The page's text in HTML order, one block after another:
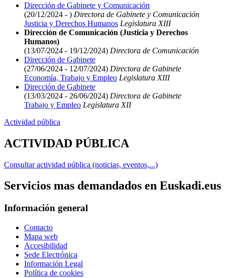
Dirección de Gabinete y Comunicación
(20/12/2024 - ) Directora de Gabinete y Comunicación
Justicia y Derechos Humanos Legislatura XIII
Dirección de Comunicación (Justicia y Derechos
Humanos)
(13/07/2024 - 19/12/2024) Directora de Comunicación
Dirección de Gabinete
(27/06/2024 - 12/07/2024) Directora de Gabinete
Economía, Trabajo y Empleo Legislatura XIII
Dirección de Gabinete
(13/03/2024 - 26/06/2024) Directora de Gabinete
Trabajo y Empleo Legislatura XII
Actividad pública
ACTIVIDAD PÚBLICA
Consultar actividad pública (noticias, eventos,...)
Servicios mas demandados en Euskadi.eus
Información general
Contacto
Mapa web
Accesibilidad
Sede Electrónica
Información Legal
Política de cookies